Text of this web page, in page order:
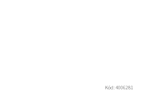
Kód:4006281